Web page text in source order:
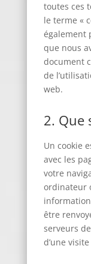
toutes ces
le terme «
également
que nous
document
de
web.
2. Que
Un cookie
avec les
votre
ordinateur
être
serveurs
d’une